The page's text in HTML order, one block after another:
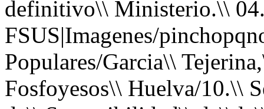
definitivo\\ Ministerio.\\
FSUS|Imagenes/
Populares/Garcia\\
Fosfoyesos\\ Huelva/10.\\